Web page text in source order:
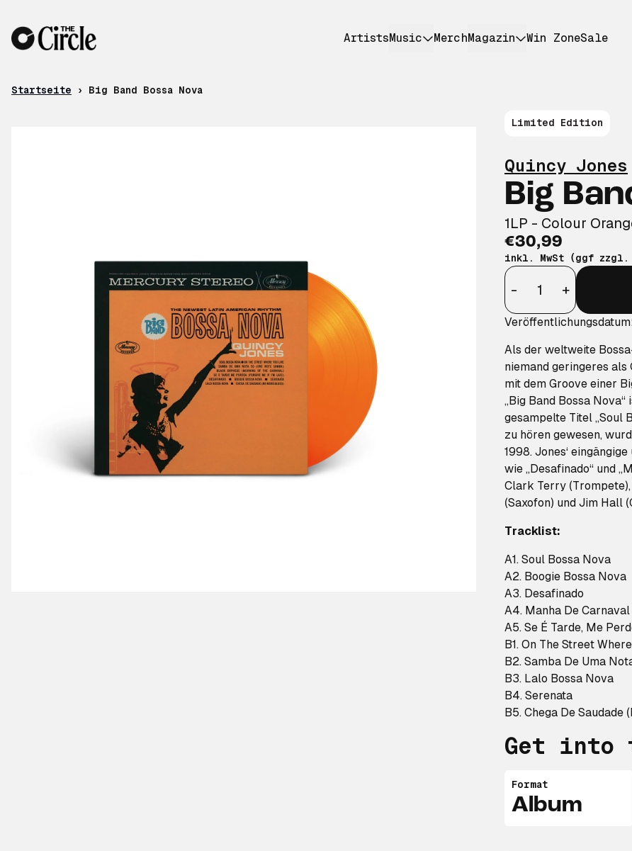
ArtistsMusic MerchMagazin Win ZoneSale
Startseite › Big Band Bossa Nova
Quincy Jones
Big
1LP - Colour
€30,99
inkl. MwSt (ggf zzgl.
Anzahl
-
+
Als der weltweite
niemand geringeres als
mit dem Groove einer
„Big Band Bossa
gesampelte Titel „Soul
zu hören gewesen,
1998. Jones‘
wie „Desafinado“ und
Clark Terry (Trompete),
(Saxofon) und Jim Hall
Tracklist:
A1. Soul Bossa Nova
A2. Boogie Bossa Nova
A3. Desafinado
A4. Manha De
A5. Se É Tarde, Me
B1. On The Street
B2. Samba De Uma
B3. Lalo Bossa Nova
B4. Serenata
B5. Chega De Saudade
Get into
Format
Album
Limited Edition